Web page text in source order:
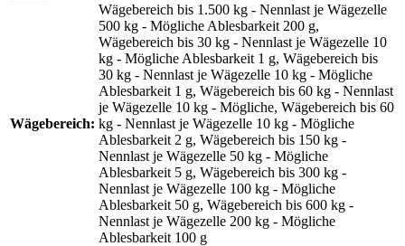
Wägebereich:
Wägebereich bis 1.500 kg - Nennlast je Wägezelle
500 kg - Mögliche Ablesbarkeit 200 g,
Wägebereich bis 30 kg - Nennlast je Wägezelle 10
kg - Mögliche Ablesbarkeit 1 g, Wägebereich bis
30 kg - Nennlast je Wägezelle 10 kg - Mögliche
Ablesbarkeit 1 g, Wägebereich bis 60 kg - Nennlast
je Wägezelle 10 kg - Mögliche, Wägebereich bis 60
kg - Nennlast je Wägezelle 10 kg - Mögliche
Ablesbarkeit 2 g, Wägebereich bis 150 kg -
Nennlast je Wägezelle 50 kg - Mögliche
Ablesbarkeit 5 g, Wägebereich bis 300 kg -
Nennlast je Wägezelle 100 kg - Mögliche
Ablesbarkeit 50 g, Wägebereich bis 600 kg -
Nennlast je Wägezelle 200 kg - Mögliche
Ablesbarkeit 100 g